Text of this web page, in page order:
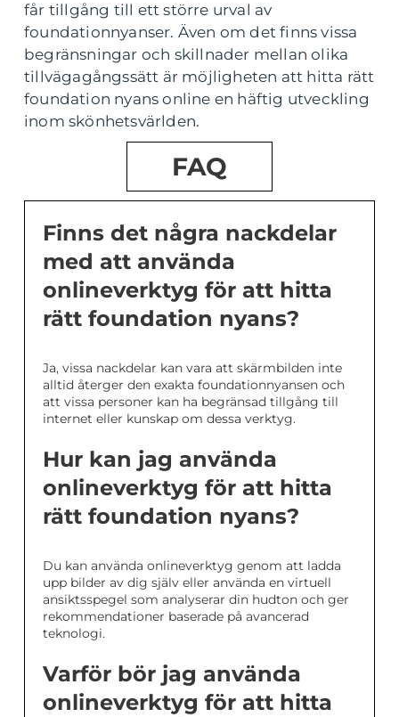
får tillgång till ett större urval av
foundationnyanser. Även om det finns vissa
begränsningar och skillnader mellan olika
tillvägagångssätt är möjligheten att hitta rätt
foundation nyans online en häftig utveckling
inom skönhetsvärlden.
FAQ
Finns det några nackdelar
med att använda
onlineverktyg för att hitta
rätt foundation nyans?
Ja, vissa nackdelar kan vara att skärmbilden inte
alltid återger den exakta foundationnyansen och
att vissa personer kan ha begränsad tillgång till
internet eller kunskap om dessa verktyg.
Hur kan jag använda
onlineverktyg för att hitta
rätt foundation nyans?
Du kan använda onlineverktyg genom att ladda
upp bilder av dig själv eller använda en virtuell
ansiktsspegel som analyserar din hudton och ger
rekommendationer baserade på avancerad
teknologi.
Varför bör jag använda
onlineverktyg för att hitta